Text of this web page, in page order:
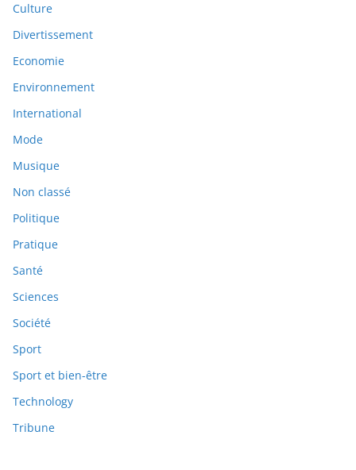
Culture
Divertissement
Economie
Environnement
International
Mode
Musique
Non classé
Politique
Pratique
Santé
Sciences
Société
Sport
Sport et bien-être
Technology
Tribune